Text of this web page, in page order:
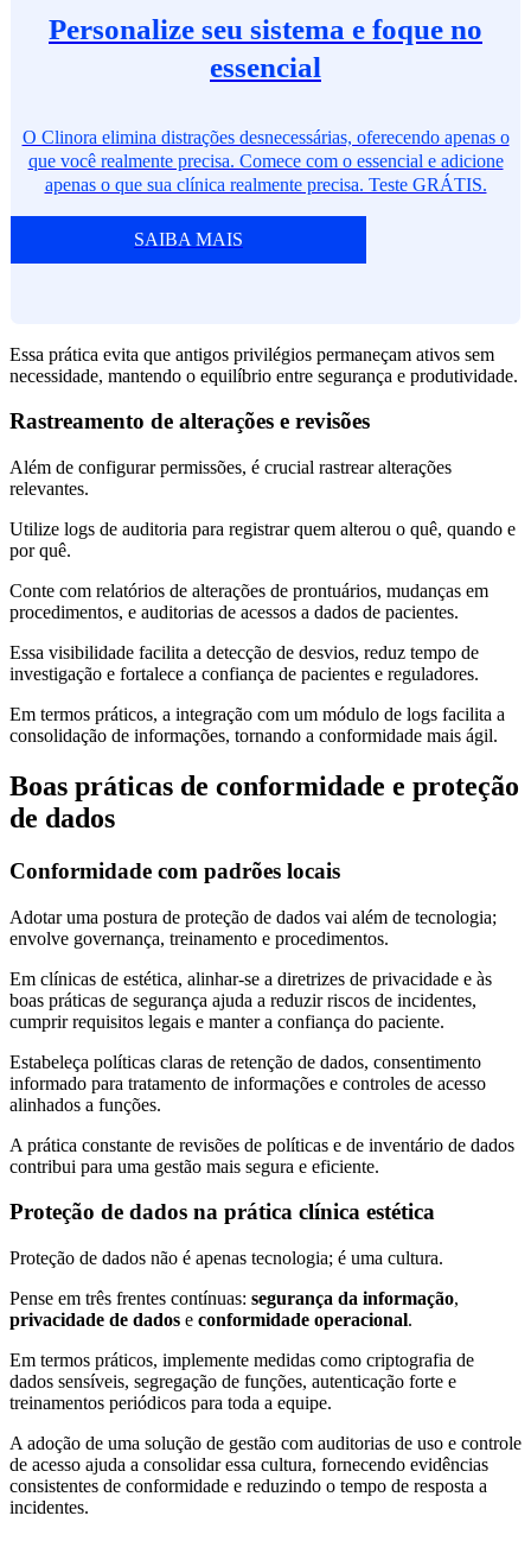
Personalize seu sistema e foque no
essencial
O Clinora elimina distrações desnecessárias, oferecendo apenas o
que você realmente precisa. Comece com o essencial e adicione
apenas o que sua clínica realmente precisa. Teste GRÁTIS.
SAIBA MAIS
Essa prática evita que antigos privilégios permaneçam ativos sem
necessidade, mantendo o equilíbrio entre segurança e produtividade.
Rastreamento de alterações e revisões
Além de configurar permissões, é crucial rastrear alterações
relevantes.
Utilize logs de auditoria para registrar quem alterou o quê, quando e
por quê.
Conte com relatórios de alterações de prontuários, mudanças em
procedimentos, e auditorias de acessos a dados de pacientes.
Essa visibilidade facilita a detecção de desvios, reduz tempo de
investigação e fortalece a confiança de pacientes e reguladores.
Em termos práticos, a integração com um módulo de logs facilita a
consolidação de informações, tornando a conformidade mais ágil.
Boas práticas de conformidade e proteção
de dados
Conformidade com padrões locais
Adotar uma postura de proteção de dados vai além de tecnologia;
envolve governança, treinamento e procedimentos.
Em clínicas de estética, alinhar-se a diretrizes de privacidade e às
boas práticas de segurança ajuda a reduzir riscos de incidentes,
cumprir requisitos legais e manter a confiança do paciente.
Estabeleça políticas claras de retenção de dados, consentimento
informado para tratamento de informações e controles de acesso
alinhados a funções.
A prática constante de revisões de políticas e de inventário de dados
contribui para uma gestão mais segura e eficiente.
Proteção de dados na prática clínica estética
Proteção de dados não é apenas tecnologia; é uma cultura.
Pense em três frentes contínuas: segurança da informação,
privacidade de dados e conformidade operacional.
Em termos práticos, implemente medidas como criptografia de
dados sensíveis, segregação de funções, autenticação forte e
treinamentos periódicos para toda a equipe.
A adoção de uma solução de gestão com auditorias de uso e controle
de acesso ajuda a consolidar essa cultura, fornecendo evidências
consistentes de conformidade e reduzindo o tempo de resposta a
incidentes.